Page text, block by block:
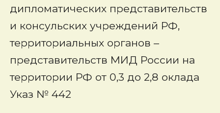
дипломатических представительств
и консульских учреждений РФ,
территориальных органов –
представительств МИД России на
территории РФ от 0,3 до 2,8 оклада
Указ № 442